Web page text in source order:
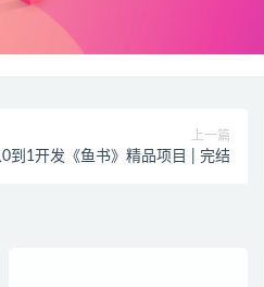
上一篇
到1开发《鱼书》精品项目 | 完结